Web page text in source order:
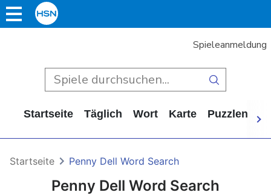
Spieleanmeldung
Startseite Täglich Wort Karte Puzzlen
Penny Dell Word Search
Startseite Penny Dell Word Search